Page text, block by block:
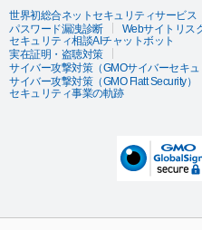
世界初総合ネットセキュリティサービス
パスワード漏洩診断
Webサイトリス
セキュリティ相談AIチャットボット
実在証明・盗聴対策
サイバー攻撃対策（GMOサイバーセキュ
サイバー攻撃対策（GMO Flatt Security）
セキュリティ事業の軌跡